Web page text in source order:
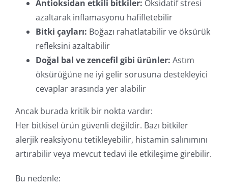
Antioksidan etkili bitkiler: Oksidatif stresi
azaltarak inflamasyonu hafifletebilir
Bitki çayları: Boğazı rahatlatabilir ve öksürük
refleksini azaltabilir
Doğal bal ve zencefil gibi ürünler: Astım
öksürüğüne ne iyi gelir sorusuna destekleyici
cevaplar arasında yer alabilir
Ancak burada kritik bir nokta vardır:
Her bitkisel ürün güvenli değildir. Bazı bitkiler
alerjik reaksiyonu tetikleyebilir, histamin salınımını
artırabilir veya mevcut tedavi ile etkileşime girebilir.
Bu nedenle: